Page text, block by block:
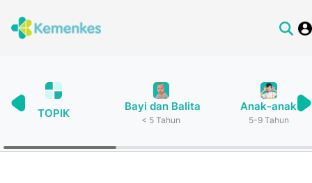
TOPIK
Bayi dan Balita
< 5 Tahun
Anak-anak
5-9 Tahun